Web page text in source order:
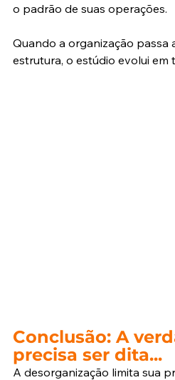
o padrão de suas operações.
Quando a organização passa
estrutura, o estúdio evolui em
Conclusão: A
precisa ser dita...
A desorganização limita sua